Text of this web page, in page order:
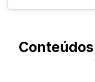
produtos,
cristal, que
chuva e
personalizados